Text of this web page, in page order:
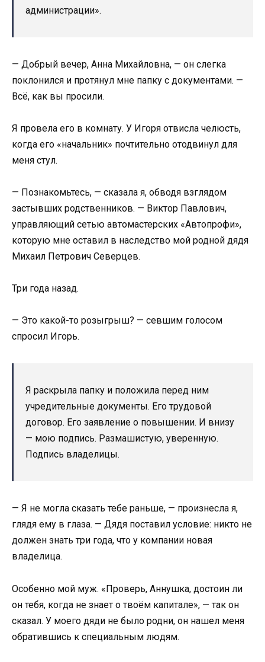
администрации».
— Добрый вечер, Анна Михайловна, — он слегка
поклонился и протянул мне папку с документами. —
Всё, как вы просили.
Я провела его в комнату. У Игоря отвисла челюсть,
когда его «начальник» почтительно отодвинул для
меня стул.
— Познакомьтесь, — сказала я, обводя взглядом
застывших родственников. — Виктор Павлович,
управляющий сетью автомастерских «Автопрофи»,
которую мне оставил в наследство мой родной дядя
Михаил Петрович Северцев.
Три года назад.
— Это какой-то розыгрыш? — севшим голосом
спросил Игорь.
Я раскрыла папку и положила перед ним
учредительные документы. Его трудовой
договор. Его заявление о повышении. И внизу
— мою подпись. Размашистую, уверенную.
Подпись владелицы.
— Я не могла сказать тебе раньше, — произнесла я,
глядя ему в глаза. — Дядя поставил условие: никто не
должен знать три года, что у компании новая
владелица.
Особенно мой муж. «Проверь, Аннушка, достоин ли
он тебя, когда не знает о твоём капитале», — так он
сказал. У моего дяди не было родни, он нашел меня
обратившись к специальным людям.